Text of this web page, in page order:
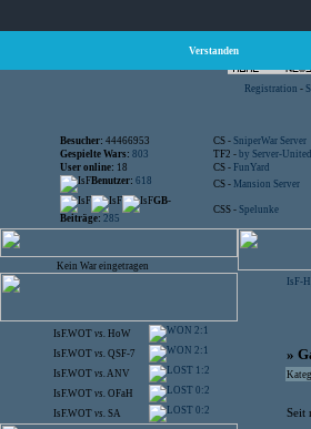
Verstanden
Registration -
Besucher: 44466953 CS - SniperWar Server
Gespielte Wars: 803 TF2 - by Server-
User online: 18 CS - FunYard
Benutzer: 618 CS - Mansion Server
GB-
Beiträge: 285
CSS - Spelunke
Kein War eingetragen
IsF.WOT vs. HoW 2:1
IsF.WOT vs. QSF-7 2:1
IsF.WOT vs.ANV 1:2
IsF.WOT vs. OFaH 0:2
IsF.WOT vs. SA 0:2
IsF-
»
Seit